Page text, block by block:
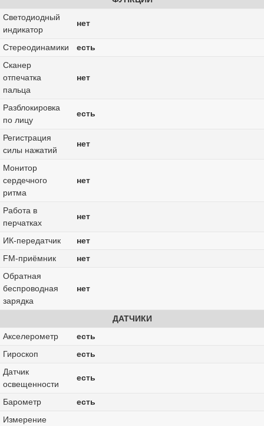
Светодиодный
индикатор
нет
Стереодинамики
есть
Сканер
отпечатка
пальца
нет
Разблокировка
по лицу
есть
Регистрация
силы нажатий
нет
Монитор
сердечного
ритма
нет
Работа в
перчатках
нет
ИК-передатчик
нет
FM-приёмник
нет
Обратная
беспроводная
зарядка
нет
ДАТЧИКИ
Акселерометр
есть
Гироскоп
есть
Датчик
освещенности
есть
Барометр
есть
Измерение